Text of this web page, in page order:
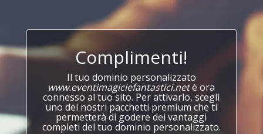
Complimenti!
Il tuo dominio personalizzato
www.eventimagiciefantastici.netè ora
connesso al tuo sito. Per attivarlo, scegli
uno dei nostri pacchetti premium che ti
permetterà di godere dei vantaggi
completi del tuo dominio personalizzato.